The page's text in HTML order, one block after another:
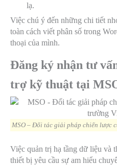
lạ.
Việc chú ý đến những chi tiết
toàn cách viết phân số trong
thoại của mình.
Đăng ký nhận tư
trợ kỹ thuật tại
MSO – Đối tác giải pháp chiến lược
Việc quản trị hạ tầng dữ liệu và
thiết bị yêu cầu sự am hiểu